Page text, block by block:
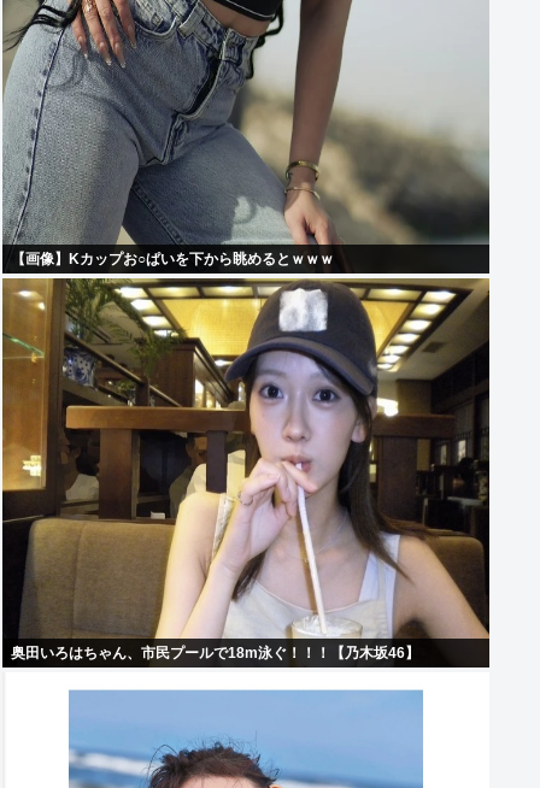
【画像】Kカップお○ぱいを下から眺めるとｗｗｗ
奥田いろはちゃん、市民プールで18m泳ぐ！！！【乃木坂46】